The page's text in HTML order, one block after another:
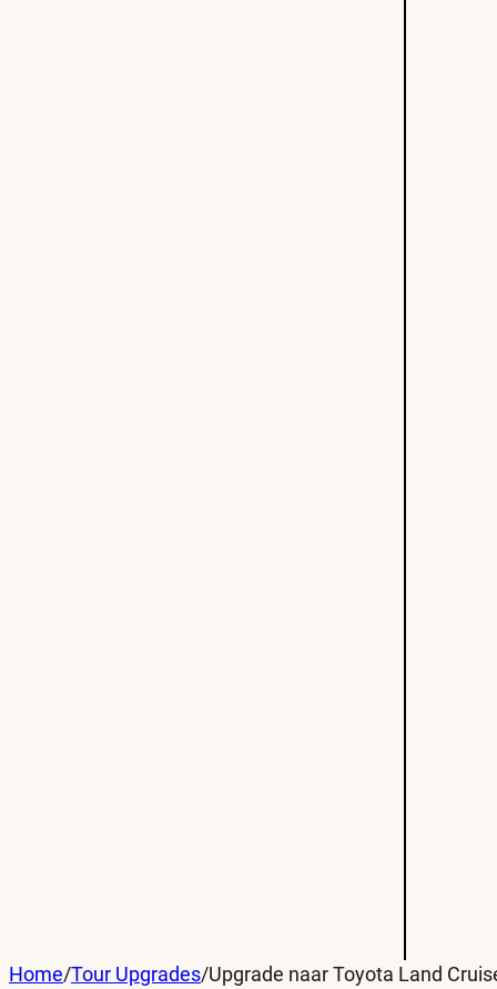
Home/Tour Upgrades/Upgrade naar Toyota Land